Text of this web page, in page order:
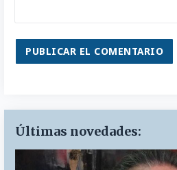
Últimas novedades: